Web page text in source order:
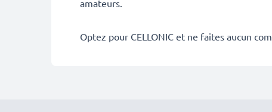
amateurs.
Optez pour CELLONIC et ne faites aucun